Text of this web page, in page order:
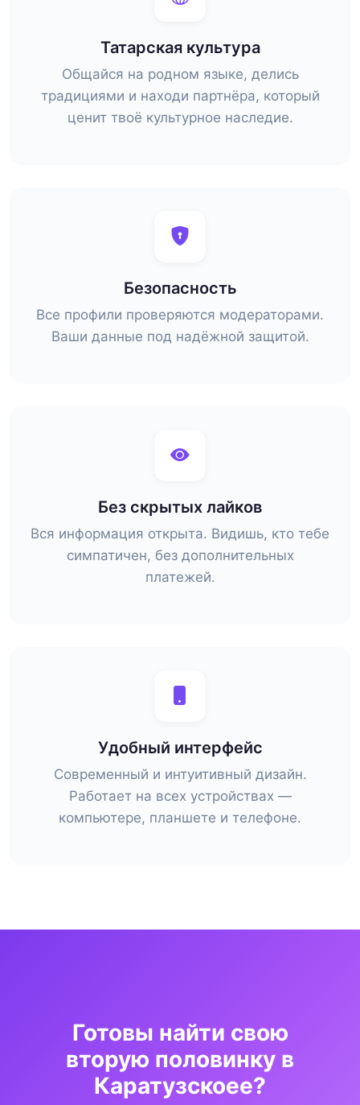
Татарская культура
Общайся на родном языке, делись
традициями и находи партнёра, который
ценит твоё культурное наследие.
Безопасность
Все профили проверяются модераторами.
Ваши данные под надёжной защитой.
Без скрытых лайков
Вся информация открыта. Видишь, кто тебе
симпатичен, без дополнительных
платежей.
Удобный интерфейс
Современный и интуитивный дизайн.
Работает на всех устройствах —
компьютере, планшете и телефоне.
Готовы найти свою
вторую половинку в
Каратузскоее?